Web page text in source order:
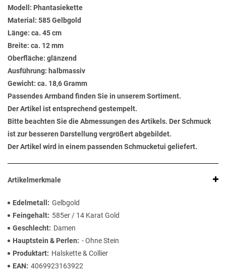
Modell: Phantasiekette
Material: 585 Gelbgold
Länge: ca. 45 cm
Breite: ca. 12 mm
Oberfläche: glänzend
Ausführung: halbmassiv
Gewicht: ca. 18,6 Gramm
Passendes Armband finden Sie in unserem Sortiment.
Der Artikel ist entsprechend gestempelt.
Bitte beachten Sie die Abmessungen des Artikels. Der Schmuck
ist zur besseren Darstellung vergrößert abgebildet.
Der Artikel wird in einem passenden Schmucketui geliefert.
Artikelmerkmale
Edelmetall
Gelbgold
Feingehalt
585er / 14 Karat Gold
Geschlecht
Damen
Hauptstein & Perlen
- Ohne Stein
Produktart
Halskette & Collier
EAN
4069923163922